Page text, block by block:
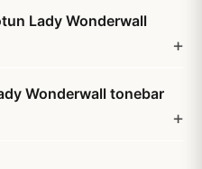
Lady Wonderwall
Wonderwall tonebar